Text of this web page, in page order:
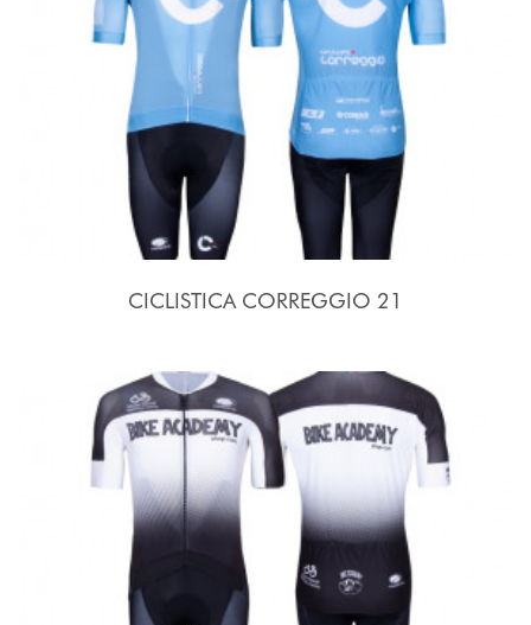
CICLISTICA CORREGGIO 21